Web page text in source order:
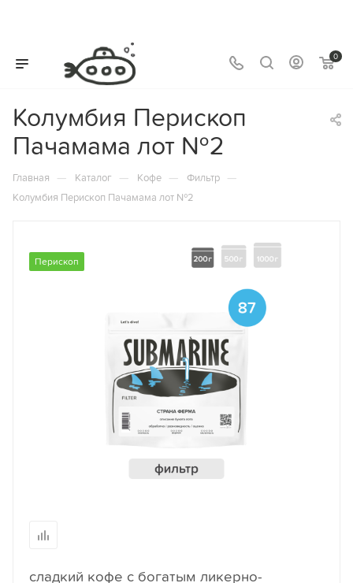
0
Колумбия Перископ
Пачамама лот №2
Главная — Каталог — Кофе — Фильтр —
Колумбия Перископ Пачамама лот №2
Перископ
сладкий кофе с богатым ликерно-